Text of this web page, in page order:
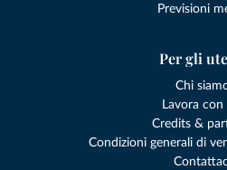
Previsioni
Per gli
Chi
Lavora con
Credits &
Condizioni generali di